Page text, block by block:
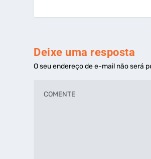
Deixe uma resposta
O seu endereço de e-mail não será